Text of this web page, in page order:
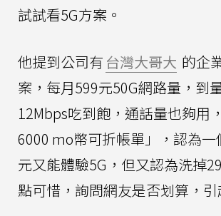
試試看5G方案。
他提到公司有 台灣大哥大 的企
案，每月599元50G網路量，到
12Mbps吃到飽，通話量也夠用
6000 mo幣可折帳單」，認為一
元又能體驗5G，但又認為洗掉
點可惜，詢問網友是否划算，引